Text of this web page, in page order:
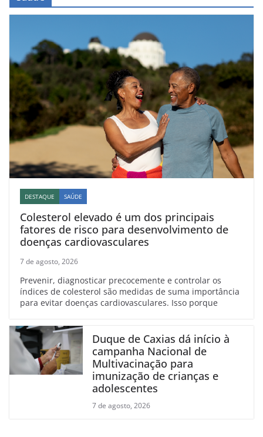
DESTAQUE SAÚDE
Colesterol elevado é um dos principais
fatores de risco para desenvolvimento de
doenças cardiovasculares
7 de agosto, 2026
Prevenir, diagnosticar precocemente e controlar os
índices de colesterol são medidas de suma importância
para evitar doenças cardiovasculares. Isso porque
Duque de Caxias dá início à
campanha Nacional de
Multivacinação para
imunização de crianças e
adolescentes
7 de agosto, 2026